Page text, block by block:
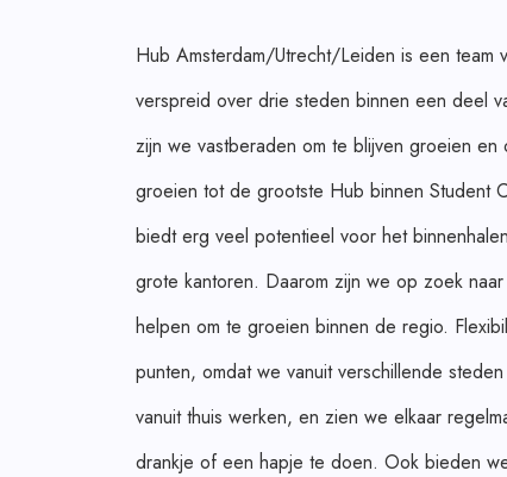
Hub Amsterdam/Utrecht/Leiden is een team
verspreid over drie steden binnen een deel
zijn we vastberaden om te blijven groeien
groeien tot de grootste Hub binnen Student
biedt erg veel potentieel voor het
grote kantoren. Daarom zijn we op zoek
helpen om te groeien binnen de regio.
punten, omdat we vanuit verschillende
vanuit thuis werken, en zien we elkaar
drankje of een hapje te doen. Ook bieden